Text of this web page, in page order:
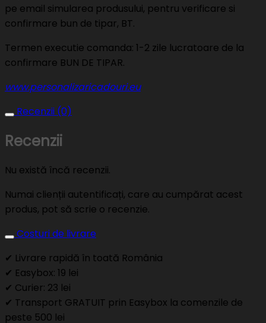
pe email simularea produsului, pentru verificare si
confirmare bun de tipar, BT.
Termen executie comanda: 1-2 zile lucratoare de la
confirmare BUN DE TIPAR.
www.personalizaricadouri.eu
Recenzii (0)
Recenzii
Nu există încă recenzii.
Numai clienții autentificați, care au cumpărat acest
produs, pot să scrie o recenzie.
Costuri de livrare
✔ Livrare rapidă în toată România
✔ Easybox: 19 lei
✔ Curier: 23 lei
✔ Transport GRATUIT prin Easybox la comenzile de
peste 500 lei